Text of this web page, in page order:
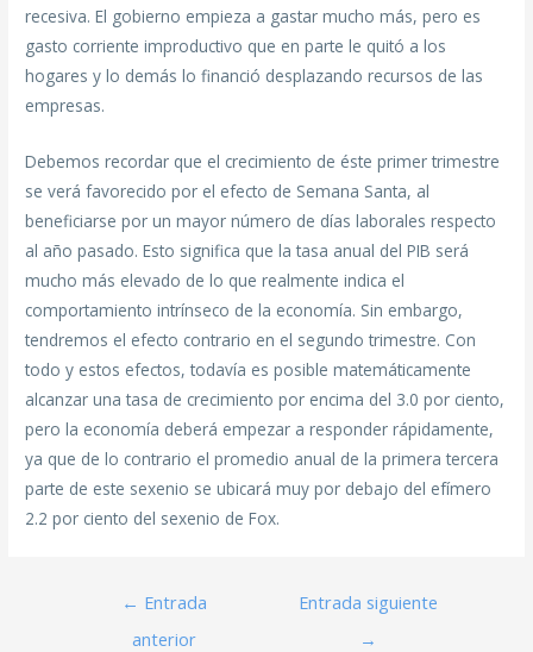
recesiva. El gobierno empieza a gastar mucho más, pero es
gasto corriente improductivo que en parte le quitó a los
hogares y lo demás lo financió desplazando recursos de las
empresas.
Debemos recordar que el crecimiento de éste primer trimestre
se verá favorecido por el efecto de Semana Santa, al
beneficiarse por un mayor número de días laborales respecto
al año pasado. Esto significa que la tasa anual del PIB será
mucho más elevado de lo que realmente indica el
comportamiento intrínseco de la economía. Sin embargo,
tendremos el efecto contrario en el segundo trimestre. Con
todo y estos efectos, todavía es posible matemáticamente
alcanzar una tasa de crecimiento por encima del 3.0 por ciento,
pero la economía deberá empezar a responder rápidamente,
ya que de lo contrario el promedio anual de la primera tercera
parte de este sexenio se ubicará muy por debajo del efímero
2.2 por ciento del sexenio de Fox.
← Entrada
anterior
Entrada siguiente
→